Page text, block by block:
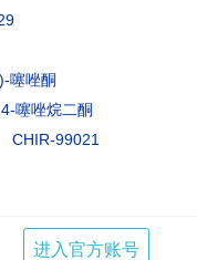
噻唑酮
噻唑烷二酮
CHIR-99021
进入官方账号